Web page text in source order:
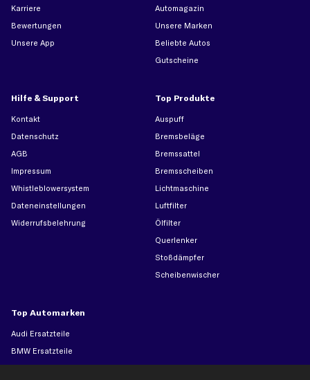
Karriere
Bewertungen
Unsere App
Automagazin
Unsere Marken
Beliebte Autos
Gutscheine
Hilfe & Support
Kontakt
Datenschutz
AGB
Impressum
Whistleblowersystem
Dateneinstellungen
Widerrufsbelehrung
Top Produkte
Auspuff
Bremsbeläge
Bremssattel
Bremsscheiben
Lichtmaschine
Luftfilter
Ölfilter
Querlenker
Stoßdämpfer
Scheibenwischer
Top Automarken
Audi Ersatzteile
BMW Ersatzteile